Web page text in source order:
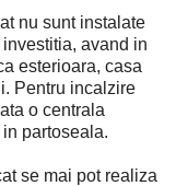
nu sunt instalate
avand in
esterioara, casa
Pentru incalzire
o centrala
partoseala.
se mai pot realiza